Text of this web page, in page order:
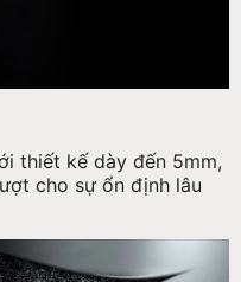
thiết kế dày đến 5mm,
cho sự ổn định lâu